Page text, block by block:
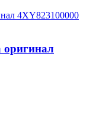
оригинал